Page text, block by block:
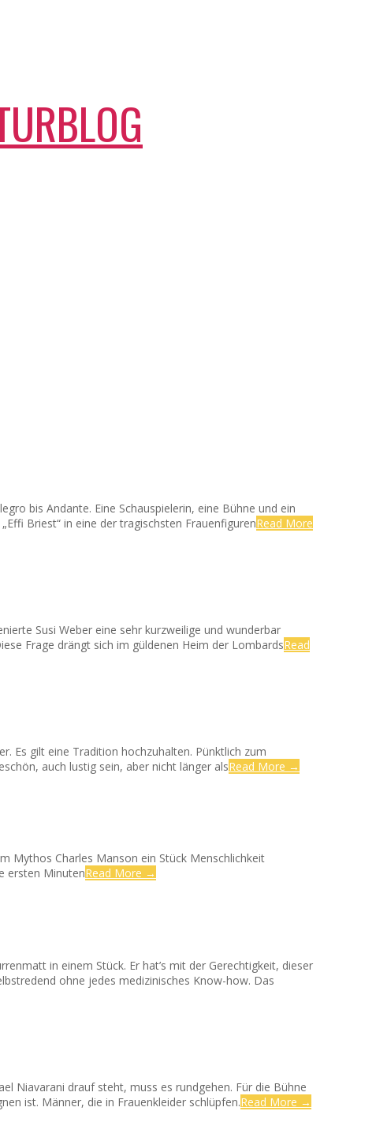
bis Andante. Eine Schauspielerin, eine Bühne und ein
Briest“ in eine der tragischsten FrauenfigurenRead More
Susi Weber eine sehr kurzweilige und wunderbar
Frage drängt sich im güldenen Heim der LombardsRead
Es gilt eine Tradition hochzuhalten. Pünktlich zum
auch lustig sein, aber nicht länger alsRead More →
Mythos Charles Manson ein Stück Menschlichkeit
ersten MinutenRead More →
in einem Stück. Er hat’s mit der Gerechtigkeit, dieser
ohne jedes medizinisches Know-how. Das
Niavarani drauf steht, muss es rundgehen. Für die Bühne
ist. Männer, die in Frauenkleider schlüpfen.Read More →